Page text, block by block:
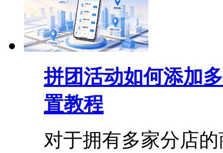
拼团活动如何添加
置教程
对于拥有多家分店